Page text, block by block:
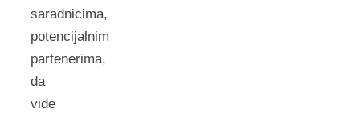
saradnicima,
potencijalnim
partenerima,
da
vide